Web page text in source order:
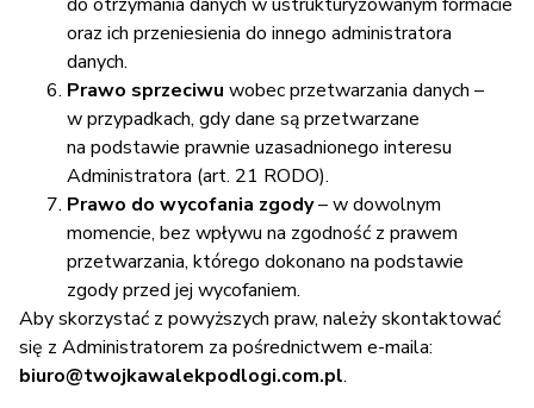
oraz ich przeniesienia do innego administratora
danych.
Prawo sprzeciwu wobec przetwarzania danych –
w przypadkach, gdy dane są przetwarzane
na podstawie prawnie uzasadnionego interesu
Administratora (art. 21 RODO).
Prawo do wycofania zgody– w dowolnym
momencie, bez wpływu na zgodność z prawem
przetwarzania, którego dokonano na podstawie
zgody przed jej wycofaniem.
Aby skorzystać z powyższych praw, należy skontaktować
się z Administratorem za pośrednictwem e-maila:
biuro@twojkawalekpodlogi.com.pl.